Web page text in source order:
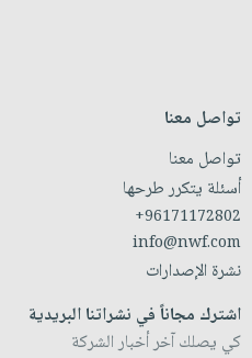
تواصل معنا
تواصل معنا
أسئلة يتكرر طرحها
+96171172802
info@nwf.com
نشرة الإصدارات
اشترك مجاناً في نشراتنا البريدية
كي يصلك آخر أخبار الشركة